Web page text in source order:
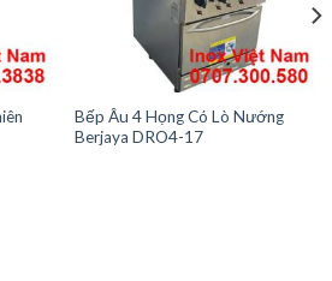
Bếp Âu 4 Họng Có Lò Nướng
Berjaya DRO4-17